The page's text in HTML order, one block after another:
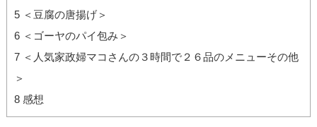
5＜豆腐の唐揚げ＞
6＜ゴーヤのパイ包み＞
7＜人気家政婦マコさんの３時間で２６品のメニューその他
＞
8感想